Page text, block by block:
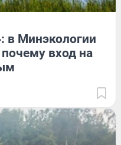
в Минэкологии
вход на